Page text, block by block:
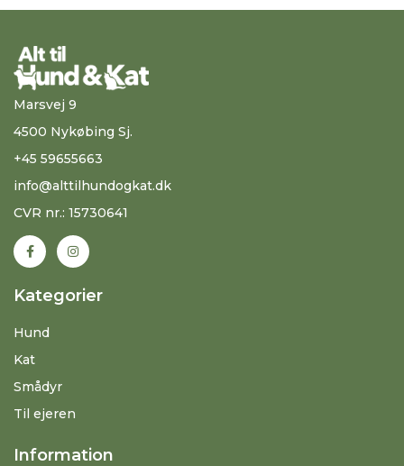
Marsvej 9
4500 Nykøbing Sj.
+45 59655663
info@alttilhundogkat.dk
CVR nr.: 15730641
Kategorier
Hund
Kat
Smådyr
Til ejeren
Information